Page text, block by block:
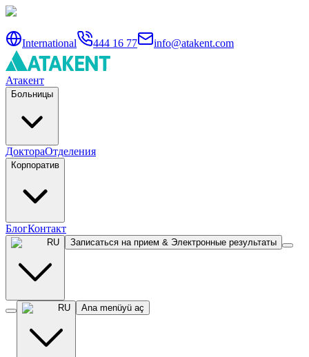
International 444 16 77 info@atakent.com
Атакент
Больницы
ДоктораОтделения
Корпоратив
БлогКонтакт
RU Записаться на прием & Электронные результаты
RU Ana menüyü aç